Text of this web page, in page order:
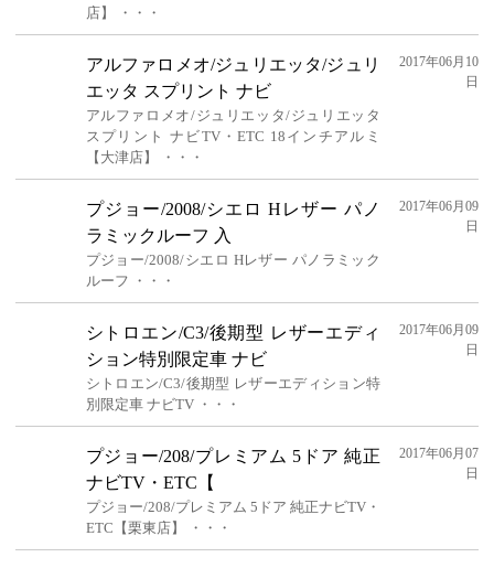
店】 ・・・
アルファロメオ/ジュリエッタ/ジュリ
エッタ スプリント ナビ
アルファロメオ/ジュリエッタ/ジュリエッタ
スプリント ナビTV・ETC 18インチアルミ
【大津店】 ・・・
2017年06月10
日
プジョー/2008/シエロ Hレザー パノ
ラミックルーフ 入
プジョー/2008/シエロ Hレザー パノラミック
ルーフ ・・・
2017年06月09
日
シトロエン/C3/後期型 レザーエディ
ション特別限定車 ナビ
シトロエン/C3/後期型 レザーエディション特
別限定車 ナビTV ・・・
2017年06月09
日
プジョー/208/プレミアム 5ドア 純正
ナビTV・ETC【
プジョー/208/プレミアム 5ドア 純正ナビTV・
ETC【栗東店】 ・・・
2017年06月07
日